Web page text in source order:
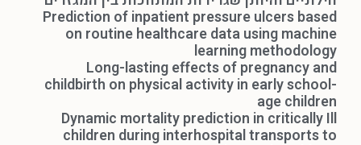
Prediction of inpatient pressure ulcers based
on routine healthcare data using machine
learning methodology
Long-lasting effects of pregnancy and
childbirth on physical activity in early school-
age children
Dynamic mortality prediction in critically Ill
children during interhospital transports to